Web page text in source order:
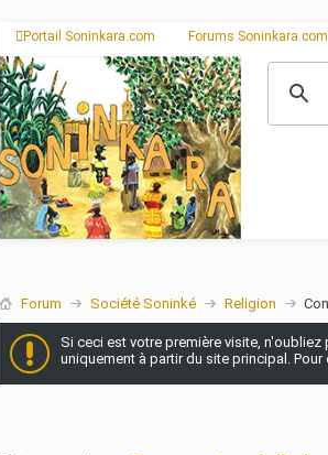
Portail Soninkara.com Forums Soninkara.com
Forum Société Soninké Religion
Si ceci est votre première visite,
uniquement à partir du site principal.